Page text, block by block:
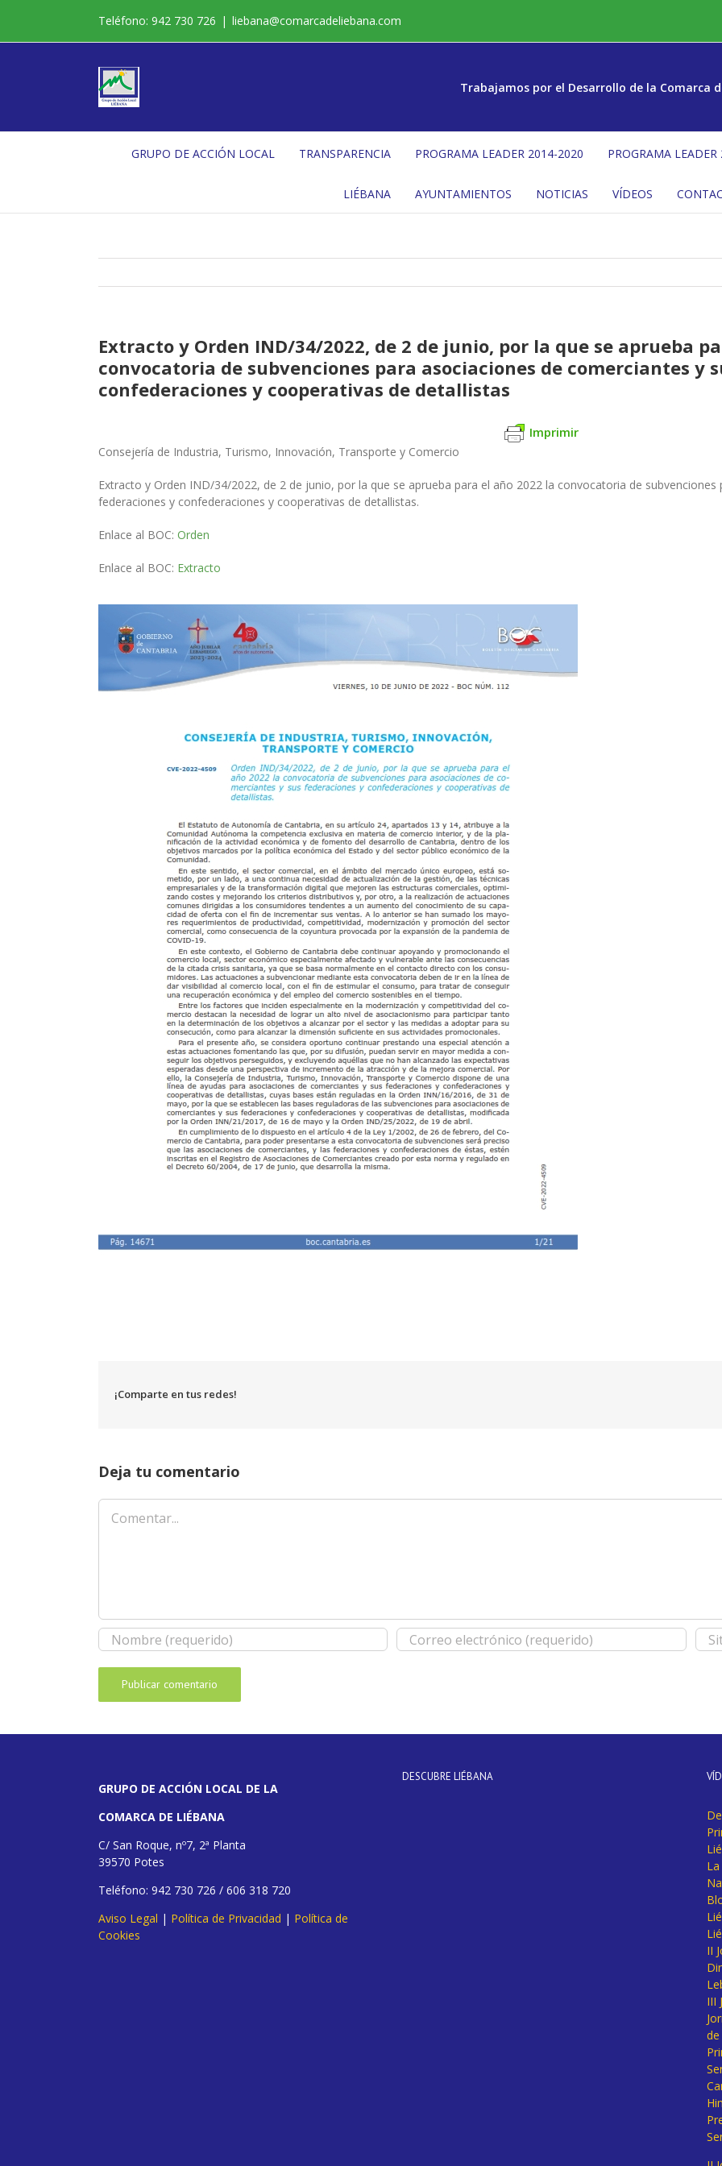
contenido
Teléfono: 942 730 726 | liebana@comarcadeliebana.com
Trabajamos por el Desarrollo de la Comarca
GRUPO DE ACCIÓN LOCAL TRANSPARENCIA PROGRAMA LEADER 2014-2020 PROGRAMA
LIÉBANA AYUNTAMIENTOS NOTICIAS VÍDEOS
Extracto y Orden IND/34/2022, de 2 de junio, por la que se aprueba
convocatoria de subvenciones para asociaciones de comerciantes y
confederaciones y cooperativas de detallistas
Imprimir
Consejería de Industria, Turismo, Innovación, Transporte y Comercio
Extracto y Orden IND/34/2022, de 2 de junio, por la que se aprueba para el año 2022 la convocatoria de
federaciones y confederaciones y cooperativas de detallistas.
Enlace al BOC: Orden
Enlace al BOC: Extracto
¡Comparte en tus redes!
Deja tu comentario
Comentar
GRUPO DE ACCIÓN LOCAL DE LA
COMARCA DE LIÉBANA
C/ San Roque, nº7, 2ª Planta
39570 Potes
Teléfono: 942 730 726 / 606 318 720
Aviso Legal | Política de Privacidad | Política de
Cookies
DESCUBRE LIÉBANA
II
III